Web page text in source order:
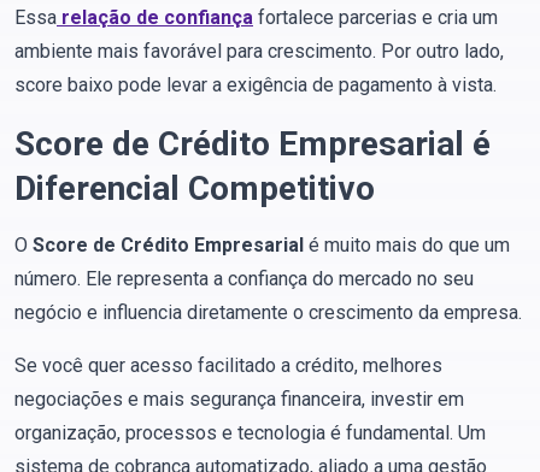
Essa relação de confiança fortalece parcerias e cria um
ambiente mais favorável para crescimento. Por outro lado,
score baixo pode levar a exigência de pagamento à vista.
Score de Crédito Empresarial é
Diferencial Competitivo
O Score de Crédito Empresarial é muito mais do que um
número. Ele representa a confiança do mercado no seu
negócio e influencia diretamente o crescimento da empresa.
Se você quer acesso facilitado a crédito, melhores
negociações e mais segurança financeira, investir em
organização, processos e tecnologia é fundamental. Um
sistema de cobrança automatizado, aliado a uma gestão